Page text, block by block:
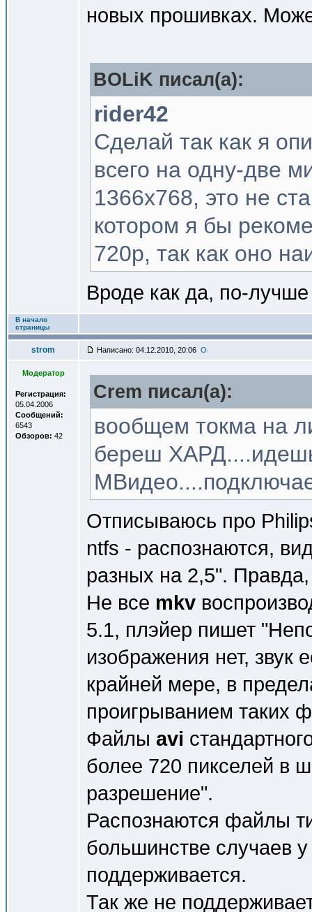
новых прошивках.
BOLiK писал(a):
rider42
Сделай так как я
всего на одну-две
1366x768, это не
котором я бы
720p, так как оно
Вроде как да, по-
В начало
страницы
strom Написано: 04.12.2010, 20:06
Модератор
Регистрация:
05.04.2006
Сообщений:
6543
Обзоров: 42
Crem писал(a):
вообщем токма на
береш
Отписываюсь про
ntfs - распознаются,
разных на 2,5".
Не все mkv
5.1, плэйер пишет
изображения нет, звук
крайней мере, в
проигрыванием таких
Файлы avi
более 720 пикселей в
разрешение".
Распознаются файлы
большинстве случаев
поддерживается.
Так же не